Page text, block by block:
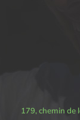
179, chemin de